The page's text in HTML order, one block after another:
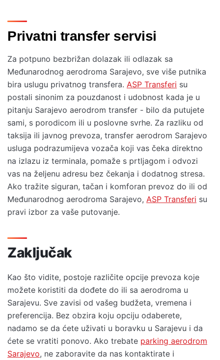
Privatni transfer servisi
Za potpuno bezbrižan dolazak ili odlazak sa
Međunarodnog aerodroma Sarajevo, sve više putnika
bira uslugu privatnog transfera. ASP Transferi su
postali sinonim za pouzdanost i udobnost kada je u
pitanju Sarajevo aerodrom transfer - bilo da putujete
sami, s porodicom ili u poslovne svrhe. Za razliku od
taksija ili javnog prevoza, transfer aerodrom Sarajevo
usluga podrazumijeva vozača koji vas čeka direktno
na izlazu iz terminala, pomaže s prtljagom i odvozi
vas na željenu adresu bez čekanja i dodatnog stresa.
Ako tražite siguran, tačan i komforan prevoz do ili od
Međunarodnog aerodroma Sarajevo, ASP Transferi su
pravi izbor za vaše putovanje.
Zaključak
Kao što vidite, postoje različite opcije prevoza koje
možete koristiti da dođete do ili sa aerodroma u
Sarajevu. Sve zavisi od vašeg budžeta, vremena i
preferencija. Bez obzira koju opciju odaberete,
nadamo se da ćete uživati u boravku u Sarajevu i da
ćete se vratiti ponovo. Ako trebate parking aerodrom
Sarajevo, ne zaboravite da nas kontaktirate i